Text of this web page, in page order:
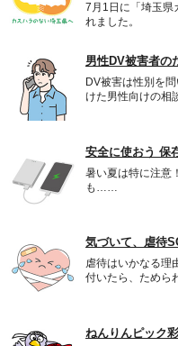
7月1日に「埼玉県
れました。
男性DV被害者の
DV被害は性別を
けた男性向けの相
安全に使おう 保
暑い夏は特に注意
も……
気づいて、虐待
虐待はいかなる理
付いたら、ためら
ねんりんピック